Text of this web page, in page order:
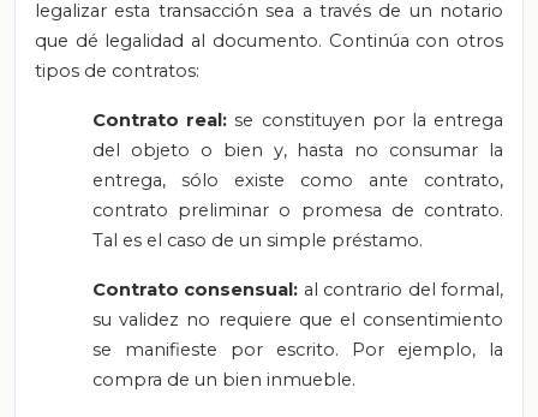
legalizar esta transacción sea a través de un notario
que dé legalidad al documento. Continúa con otros
tipos de contratos:
Contrato real:se constituyen por la entrega
del objeto o bien y, hasta no consumar la
entrega, sólo existe como ante contrato,
contrato preliminar o promesa de contrato.
Tal es el caso de un simple préstamo.
Contrato consensual: al contrario del formal,
su validez no requiere que el consentimiento
se manifieste por escrito. Por ejemplo, la
compra de un bien inmueble.